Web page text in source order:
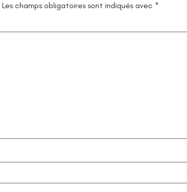
Les champs obligatoires sont indiqués avec *